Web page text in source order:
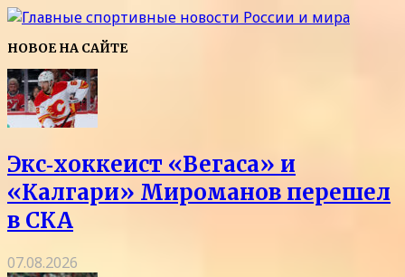
НОВОЕ НА САЙТЕ
Экс‑хоккеист «Вегаса» и
«Калгари» Мироманов перешел
в СКА
07.08.2026